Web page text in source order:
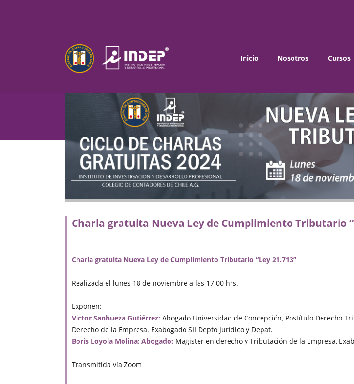
Inicio Nosotros Cursos
Charla gratuita Nueva Ley de Cumplimiento Tributario
Charla gratuita Nueva Ley de Cumplimiento Tributario “Ley 21.713”
Realizada el lunes 18 de noviembre a las 17:00 hrs.
Exponen:
Victor Sanhueza Gutiérrez: Abogado Universidad de Concepción, Postítulo Derecho
Derecho de la Empresa. Exabogado SII Depto Jurídico y Depat.
Boris Loyola Molina: Abogado: Magister en derecho y Tributación de la Empresa,
Transmitida vía Zoom